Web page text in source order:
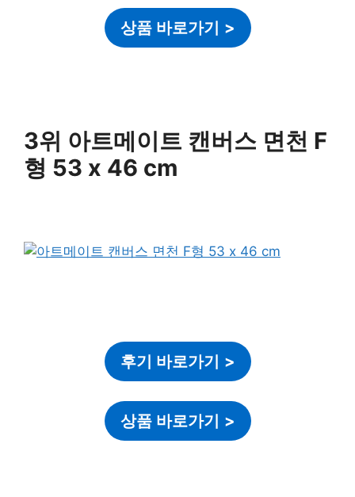
상품 바로가기 >
3위 아트메이트 캔버스 면천 F
형 53 x 46 cm
후기 바로가기 >
상품 바로가기 >